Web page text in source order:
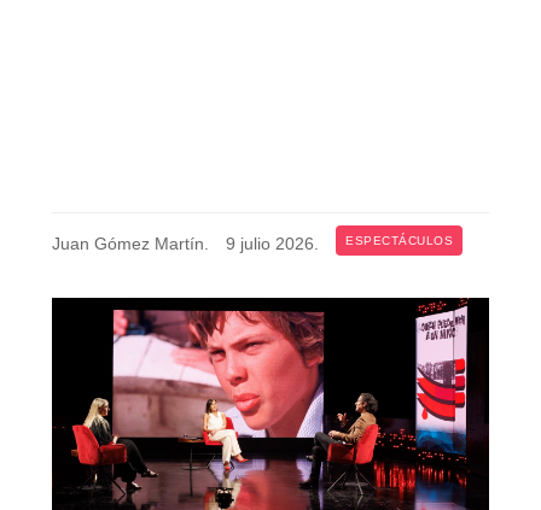
Juan Gómez Martín. 9 julio 2026. ESPECTÁCULOS